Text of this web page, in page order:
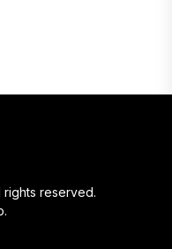
rights reserved.